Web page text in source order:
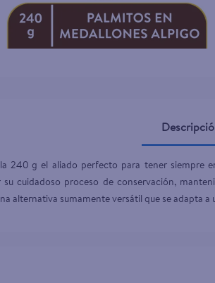
240 g el aliado perfecto para tener siempre
cuidadoso proceso de conservación,
alternativa sumamente versátil que se adapta
10. pampers